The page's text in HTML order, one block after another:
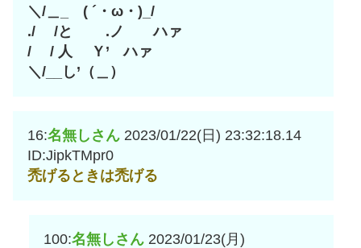
＼/＿_ ( ´・ω・)_/
./ /と .ノ ハァ
/ / 人 Ｙ’ ハァ
＼/__し’（＿）
16:名無しさん 2023/01/22(日) 23:32:18.14
ID:JipkTMpr0
禿げるときは禿げる
100:名無しさん 2023/01/23(月)